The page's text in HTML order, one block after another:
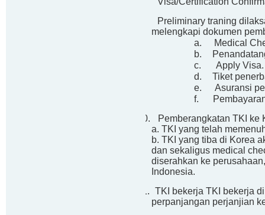
Preliminary traning
melengkapi dokumen
a. Medical
b.
c. Apply Visa.
d. Tiket
e. Asuransi
f.
10.
Pemberangkatan TKI ke
a. TKI yang telah
b. TKI yang tiba di Korea
dan sekaligus medical
diserahkan ke
Indonesia.
11. TKI bekerja TKI bekerja
perpanjangan perjanjian